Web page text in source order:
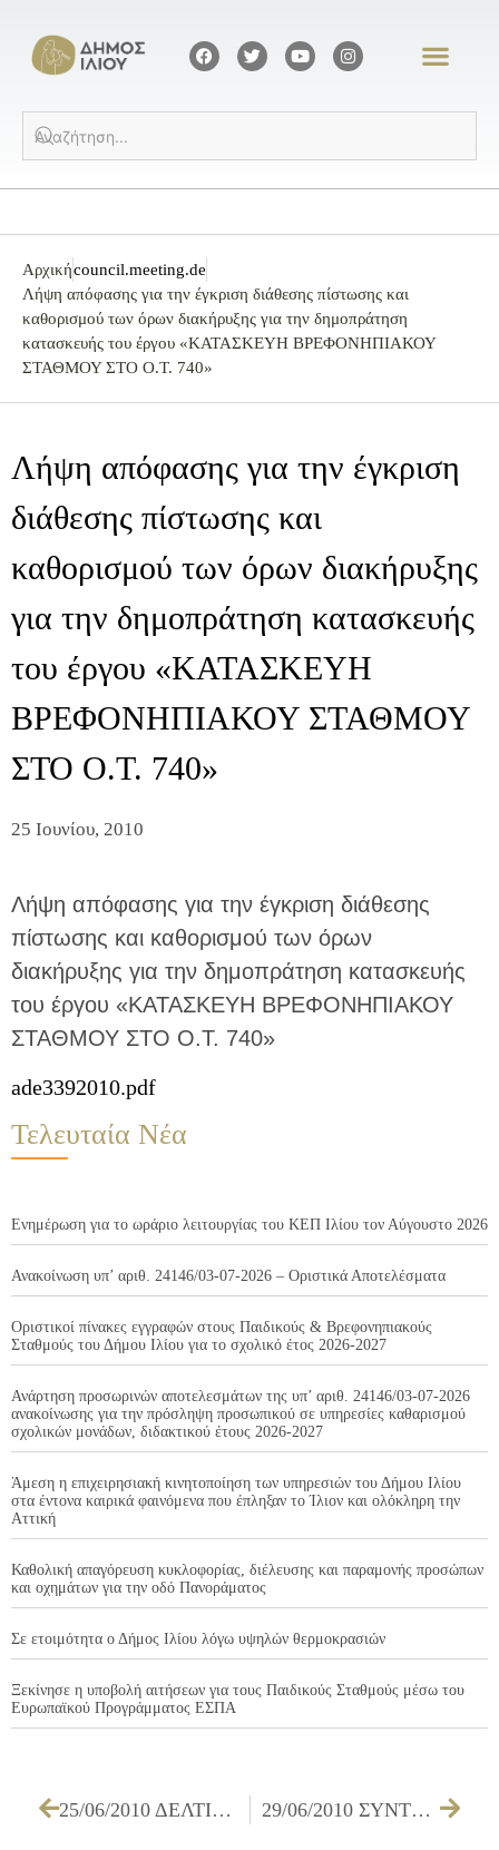
Αρχικήcouncil.meeting.de
Λήψη απόφασης για την έγκριση διάθεσης πίστωσης και
καθορισμού των όρων διακήρυξης για την δημοπράτηση
κατασκευής του έργου «ΚΑΤΑΣΚΕΥΗ ΒΡΕΦΟΝΗΠΙΑΚΟΥ
ΣΤΑΘΜΟΥ ΣΤΟ Ο.Τ. 740»
Λήψη απόφασης για την έγκριση
διάθεσης πίστωσης και
καθορισμού των όρων διακήρυξης
για την δημοπράτηση κατασκευής
του έργου «ΚΑΤΑΣΚΕΥΗ
ΒΡΕΦΟΝΗΠΙΑΚΟΥ ΣΤΑΘΜΟΥ
ΣΤΟ Ο.Τ. 740»
25 Ιουνίου, 2010
Λήψη απόφασης για την έγκριση διάθεσης
πίστωσης και καθορισμού των όρων
διακήρυξης για την δημοπράτηση κατασκευής
του έργου «ΚΑΤΑΣΚΕΥΗ ΒΡΕΦΟΝΗΠΙΑΚΟΥ
ΣΤΑΘΜΟΥ ΣΤΟ Ο.Τ. 740»
ade3392010.pdf
Τελευταία Νέα
Ενημέρωση για το ωράριο λειτουργίας του ΚΕΠ Ιλίου τον Αύγουστο 2026
Ανακοίνωση υπ’ αριθ. 24146/03-07-2026 – Οριστικά Αποτελέσματα
Οριστικοί πίνακες εγγραφών στους Παιδικούς & Βρεφονηπιακούς
Σταθμούς του Δήμου Ιλίου για το σχολικό έτος 2026-2027
Ανάρτηση προσωρινών αποτελεσμάτων της υπ’ αριθ. 24146/03-07-2026
ανακοίνωσης για την πρόσληψη προσωπικού σε υπηρεσίες καθαρισμού
σχολικών μονάδων, διδακτικού έτους 2026-2027
Άμεση η επιχειρησιακή κινητοποίηση των υπηρεσιών του Δήμου Ιλίου
στα έντονα καιρικά φαινόμενα που έπληξαν το Ίλιον και ολόκληρη την
Αττική
Καθολική απαγόρευση κυκλοφορίας, διέλευσης και παραμονής προσώπων
και οχημάτων για την οδό Πανοράματος
Σε ετοιμότητα ο Δήμος Ιλίου λόγω υψηλών θερμοκρασιών
Ξεκίνησε η υποβολή αιτήσεων για τους Παιδικούς Σταθμούς μέσω του
Ευρωπαϊκού Προγράμματος ΕΣΠΑ
25/06/2010 ΔΕΛΤΙΟ ΤΥΠΟΥ ΓΙΑ ΤΗΝ ΕΠΙΣΚΕΨΗ ΤΟΥ ΠΡΟΕΔΡΟΥ ΤΟΥ ΣΥΡΙΖΑ, κ. ΑΛΕΞΗ ΤΣΙΠΡΑ, ΣΤΟ ΚΕΝΤΡΟ ΠΡΟΛΗΨΗΣ “ΦΑΕΘΩΝ” ΣΤΟ ΙΛΙΟΝ 29/06/2010 ΣΥΝΤΗΡΗΣΗ – ΑΝΑΚΑΤΑΣΚΕΥΗ ΠΕΖΟΔΡΟΜΙΩΝ ΓΙΑ ΤΗΝ ΒΕΛΤΙΩΣΗ ΠΡΟΣΒΑΣΙΜΟΤΗΤΑΣ ΤΟΥΣ